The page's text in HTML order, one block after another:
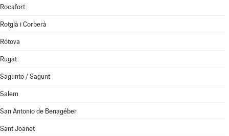
Rocafort
Rotglà i Corberà
Rótova
Rugat
Sagunto / Sagunt
Salem
San Antonio de Benagéber
Sant Joanet